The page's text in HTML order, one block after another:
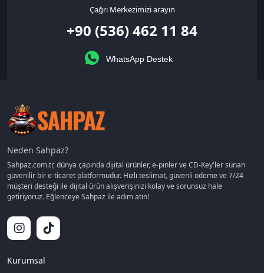
Çağrı Merkezimizi arayın
+90 (536) 462 11 84
WhatsApp Destek
Neden Sahpaz?
Sahpaz.com.tr, dünya çapında dijital ürünler, e-pinler ve CD-Key'ler sunan
güvenilir bir e-ticaret platformudur. Hızlı teslimat, güvenli ödeme ve 7/24
müşteri desteği ile dijital ürün alışverişinizi kolay ve sorunsuz hale
getiriyoruz. Eğlenceye Sahpaz ile adım atın!
Kurumsal